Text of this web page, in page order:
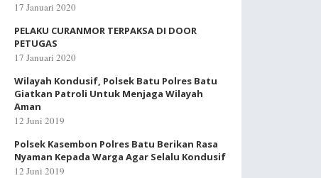
17 Januari 2020
PELAKU CURANMOR TERPAKSA DI DOOR
PETUGAS
17 Januari 2020
Wilayah Kondusif, Polsek Batu Polres Batu
Giatkan Patroli Untuk Menjaga Wilayah
Aman
12 Juni 2019
Polsek Kasembon Polres Batu Berikan Rasa
Nyaman Kepada Warga Agar Selalu Kondusif
12 Juni 2019